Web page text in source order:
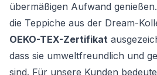
übermäßigen Aufwand
die Teppiche aus der Dream-
OEKO-TEX-Zertifikat
dass sie umweltfreundlich und
sind. Für unsere Kunden